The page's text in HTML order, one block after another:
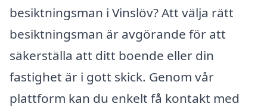
besiktningsman i Vinslöv? Att välja rätt
besiktningsman är avgörande för att
säkerställa att ditt boende eller din
fastighet är i gott skick. Genom vår
plattform kan du enkelt få kontakt med